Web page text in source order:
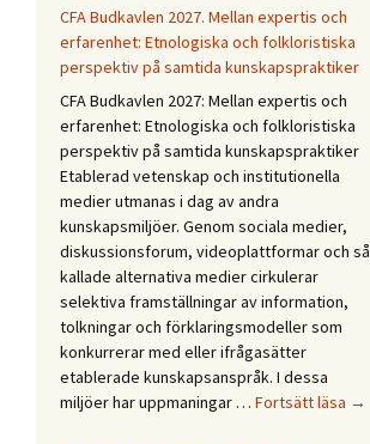
i
dialog
CFA Budkavlen 2027. Mellan expertis och
erfarenhet: Etnologiska och folkloristiska
perspektiv på samtida kunskapspraktiker
CFA Budkavlen 2027: Mellan expertis och
erfarenhet: Etnologiska och folkloristiska
perspektiv på samtida kunskapspraktiker
Etablerad vetenskap och institutionella
medier utmanas i dag av andra
kunskapsmiljöer. Genom sociala medier,
diskussionsforum, videoplattformar och så
kallade alternativa medier cirkulerar
selektiva framställningar av information,
tolkningar och förklaringsmodeller som
konkurrerar med eller ifrågasätter
etablerade kunskapsanspråk. I dessa
miljöer har uppmaningar … Fortsätt läsa CFA
→